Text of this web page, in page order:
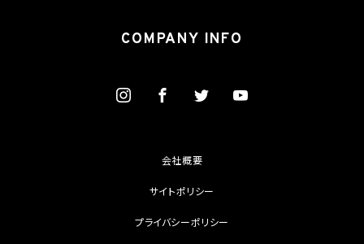
COMPANY INFO
会社概要
サイトポリシー
プライバシーポリシー